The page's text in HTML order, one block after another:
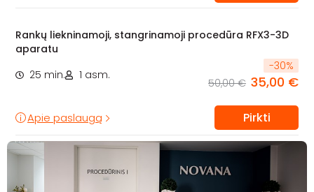
Rankų liekninamoji, stangrinamoji procedūra RFX3-3D
aparatu
25 min.
1 asm.
-30%
50,00 € 35,00 €
Apie paslaugą Pirkti